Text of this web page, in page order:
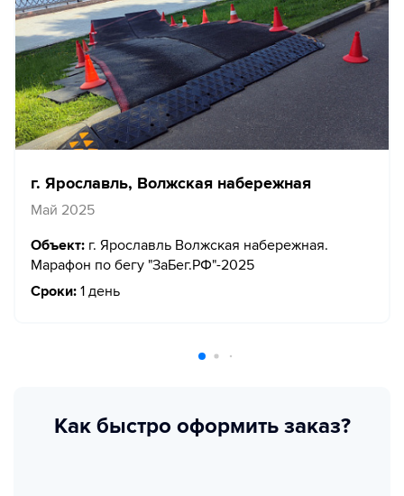
г. Ярославль, Волжская набережная
Май 2025
Объект: г. Ярославль Волжская набережная.
Марафон по бегу "ЗаБег.РФ"-2025
Сроки: 1 день
Как быстро оформить заказ?